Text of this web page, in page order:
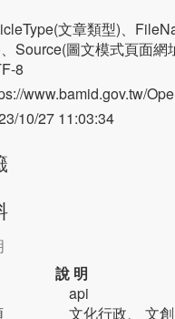
文章類型)、
Source(圖文模式頁面網
8
www.bamid.gov.tw/
10/27 11:03:34
說 明
api
文化行政、 文